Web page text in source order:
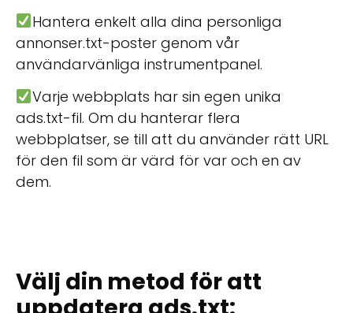
Hantera enkelt alla dina personliga
annonser.txt-poster genom vår
användarvänliga instrumentpanel.
Varje webbplats har sin egen unika
ads.txt-fil. Om du hanterar flera
webbplatser, se till att du använder rätt URL
för den fil som är värd för var och en av
dem.
Välj din metod för att